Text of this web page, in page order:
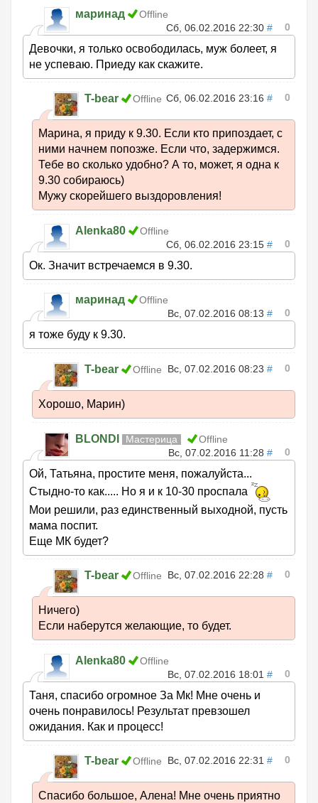
маринад
Offline
Сб, 06.02.2016 22:30 # 0
Девочки, я только освободилась, муж болеет, я
не успеваю. Приеду как скажите.
T-bear Offline Сб, 06.02.2016 23:16 # 0
Марина, я приду к 9.30. Если кто припоздает, с
ними начнем попозже. Если что, задержимся.
Тебе во сколько удобно? А то, может, я одна к
9.30 собираюсь)
Мужу скорейшего выздоровления!
Alenka80
Offline
Сб, 06.02.2016 23:15 # 0
Ок. Значит встречаемся в 9.30.
маринад
Offline
Вс, 07.02.2016 08:13 # 0
я тоже буду к 9.30.
T-bear Offline Вс, 07.02.2016 08:23 # 0
Хорошо, Марин)
BLONDI Мастерица
Offline
Вс, 07.02.2016 11:28 # 0
Ой, Татьяна, простите меня, пожалуйста...
Стыдно-то как..... Но я и к 10-30 проспала
Мои решили, раз единственный выходной, пусть
мама поспит.
Еще МК будет?
T-bear Offline Вс, 07.02.2016 22:28 # 0
Ничего)
Если наберутся желающие, то будет.
Alenka80
Offline
Вс, 07.02.2016 18:01 # 0
Таня, спасибо огромное За Мк! Мне очень и
очень понравилось! Результат превзошел
ожидания. Как и процесс!
T-bear Offline Вс, 07.02.2016 22:31 # 0
Спасибо большое, Алена! Мне очень приятно